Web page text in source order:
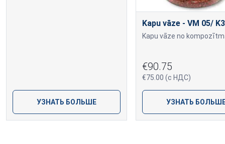
УЗНАТЬ БОЛЬШЕ
Kapu vāze - VM 05/ K3
€90.75
€75.00 (с НДС)
УЗНАТЬ